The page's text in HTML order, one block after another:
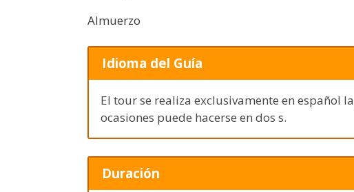
Almuerzo
Idioma del Guía
El tour se realiza exclusivamente en español
ocasiones puede hacerse en dos s.
Duración